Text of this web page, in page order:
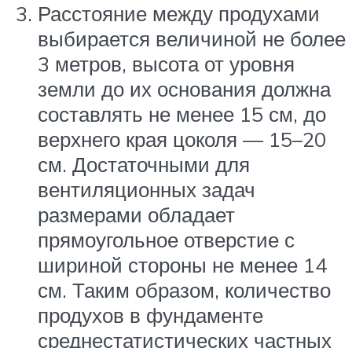
Расстояние между продухами
выбирается величиной не более
3 метров, высота от уровня
земли до их основания должна
составлять не менее 15 см, до
верхнего края цоколя — 15–20
см. Достаточными для
вентиляционных задач
размерами обладает
прямоугольное отверстие с
шириной стороны не менее 14
см. Таким образом, количество
продухов в фундаменте
среднестатистических частных